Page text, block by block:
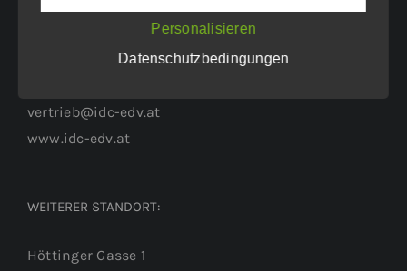
vertrieb@idc-edv.at
www.idc-edv.at
WEITERER STANDORT:
Höttinger Gasse 1
Personalisieren
Datenschutzbedingungen